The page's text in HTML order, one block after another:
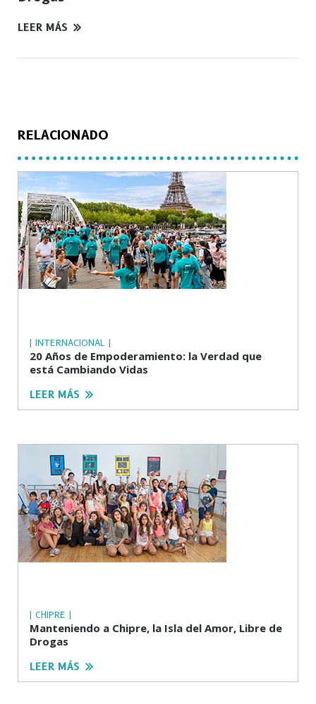
LEER MÁS
RELACIONADO
| INTERNACIONAL |
20 Años de Empoderamiento: la Verdad que
está Cambiando Vidas
LEER MÁS
| CHIPRE |
Manteniendo a Chipre, la Isla del Amor, Libre de
Drogas
LEER MÁS